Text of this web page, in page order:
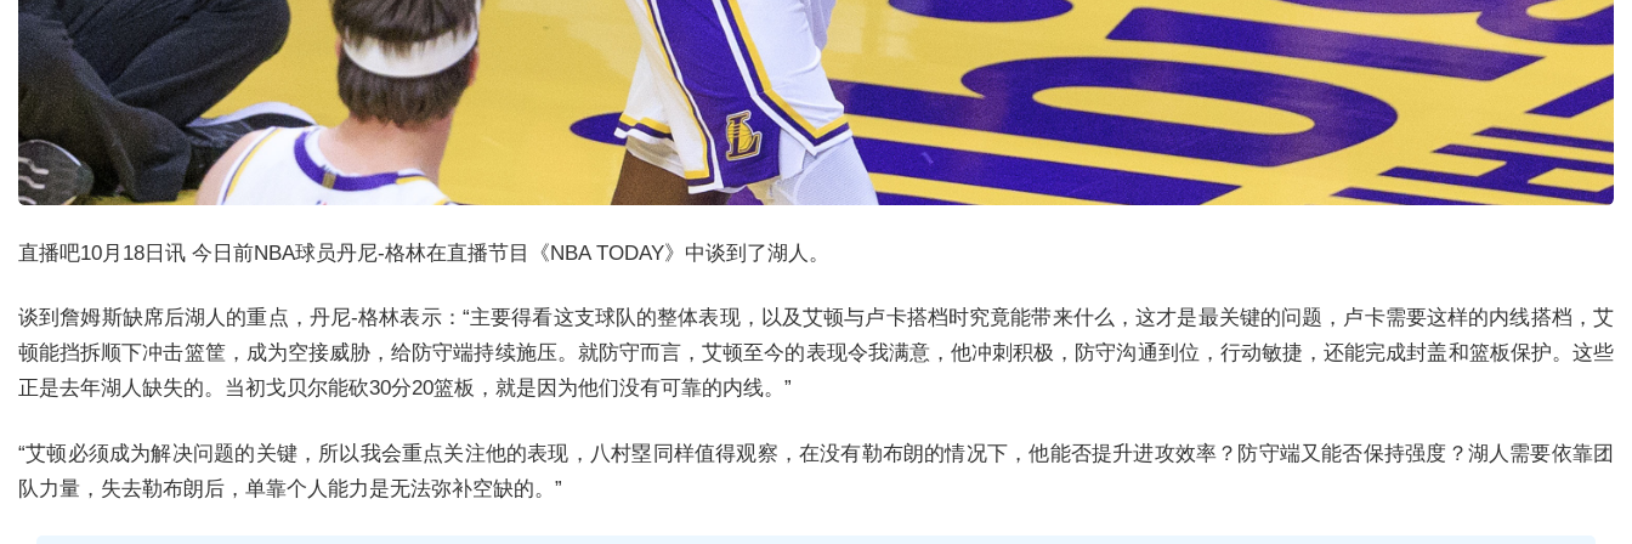
直播吧10月18日讯 今日前NBA球员丹尼-格林在直播节目《NBA TODAY》中谈到了湖人。
谈到詹姆斯缺席后湖人的重点，丹尼-格林表示：“主要得看这支球队的整体表现，以及艾顿与卢卡搭档时究竟能带来什么，这才是最关键的问题，卢卡需要这样的内线搭档，艾
顿能挡拆顺下冲击篮筐，成为空接威胁，给防守端持续施压。就防守而言，艾顿至今的表现令我满意，他冲刺积极，防守沟通到位，行动敏捷，还能完成封盖和篮板保护。这些
正是去年湖人缺失的。当初戈贝尔能砍30分20篮板，就是因为他们没有可靠的内线。”
“艾顿必须成为解决问题的关键，所以我会重点关注他的表现，八村塁同样值得观察，在没有勒布朗的情况下，他能否提升进攻效率？防守端又能否保持强度？湖人需要依靠团
队力量，失去勒布朗后，单靠个人能力是无法弥补空缺的。”